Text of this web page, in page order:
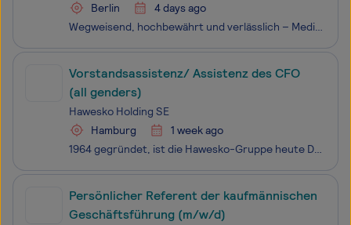
Berlin
4 days ago
Wegweisend, hochbewährt und verlässlich – Medios ist der Partner für die Patientenversorgung mit Specialty Pharma Arzneimitteln.Specialty Pharma ist ein komplexes und dynamisches Arbeitsfeld. Wir von Medios sind Wegbereiter in diesem Bereich und decken als führendes Unternehmen alle Aspekte der Vers
Vorstandsassistenz/ Assistenz des CFO
(all genders)
Hawesko Holding SE
Hamburg
1 week ago
1964 gegründet, ist die Hawesko-Gruppe heute Deutschlands Nr. 1 für Premiumweine. Mit unserem starken Netzwerk aus rund 15 Unternehmen in Deutschland, Österreich, der Schweiz und Tschechien vereinen wir die drei Segmente B2B, E-Commerce und Retail zu einem Konzern und bedienen so alle Vertriebskanäl
Persönlicher Referent der kaufmännischen
Geschäftsführung (m/w/d)